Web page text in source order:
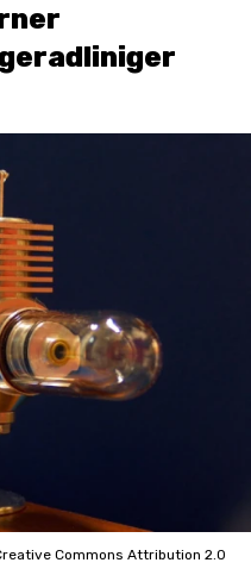
Commons Attribution 2.0